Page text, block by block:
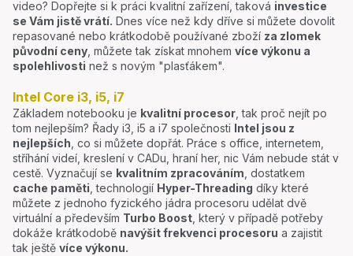
video? Dopřejte si k práci kvalitní zařízení, taková investice
se Vám jistě vrátí. Dnes více než kdy dříve si můžete dovolit
repasované nebo krátkodobě používané zboží za zlomek
původní ceny, můžete tak získat mnohem více výkonu a
spolehlivosti než s novým "plasťákem".
Intel Core i3, i5, i7
Základem notebooku je kvalitní procesor, tak proč nejít po
tom nejlepším? Řady i3, i5 a i7 společnosti Intel jsou z
nejlepších, co si můžete dopřát. Práce s office, internetem,
stříhání videí, kreslení v CADu, hraní her, nic Vám nebude stát v
cestě. Vyznačují se kvalitním zpracováním, dostatkem
cache paměti, technologií Hyper-Threading díky které
můžete z jednoho fyzického jádra procesoru udělat dvě
virtuální a především Turbo Boost, který v případě potřeby
dokáže krátkodobě navýšit frekvenci procesoru a zajistit
tak ještě více výkonu.